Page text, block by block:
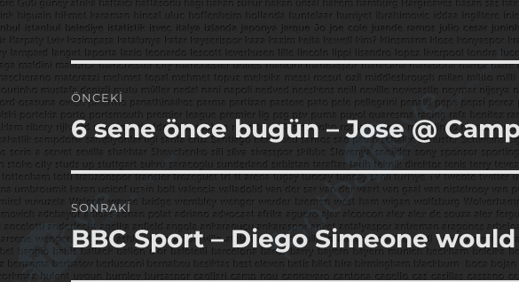
Yazı
gezinmesi
ÖNCEKI
Önceki
yazı:
6 sene önce bugün – Jose @
SONRAKI
Sonraki
yazı:
BBC Sport – Diego Simeone